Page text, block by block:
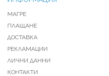
МАГРЕ
ПЛАЩАНЕ
ДОСТАВКА
РЕКЛАМАЦИИ
ЛИЧНИ ДАННИ
КОНТАКТИ